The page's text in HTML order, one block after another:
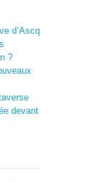
d’Ascq
?
devant